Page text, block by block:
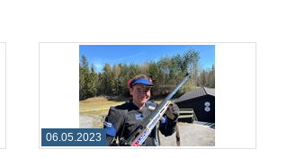
06.05.2023